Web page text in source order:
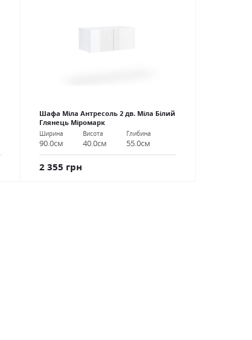
Шафа Міла Антресоль 2 дв. Міла Білий
Глянець Міромарк
Ширина
90.0см
Висота
40.0см
Глибина
55.0см
2 355 грн